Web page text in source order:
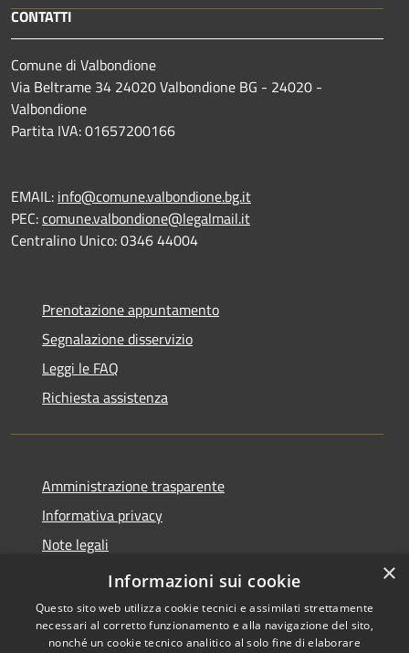
CONTATTI
Comune di Valbondione
Via Beltrame 34 24020 Valbondione BG - 24020 -
Valbondione
Partita IVA: 01657200166
EMAIL: info@comune.valbondione.bg.it
PEC:comune.valbondione@legalmail.it
Centralino Unico: 0346 44004
Prenotazione appuntamento
Segnalazione disservizio
Leggi le FAQ
Richiesta assistenza
Amministrazione trasparente
Informativa privacy
Note legali
Dichiarazione di accessibilità
×
Informazioni sui cookie
Questo sito web utilizza cookie tecnici e assimilati strettamente
necessari al corretto funzionamento e alla navigazione del sito,
nonché un cookie tecnico analitico al solo fine di elaborare